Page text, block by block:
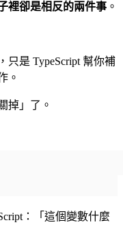
裡卻是相反的兩件事 。
只是 TypeScript 幫你補
。
掉」了。
：「這個變數什麼